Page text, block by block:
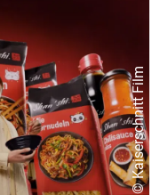
© Kaiserschnitt Film